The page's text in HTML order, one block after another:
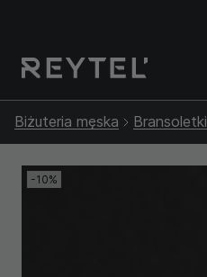
Biżuteria męska Bransoletki
-10%